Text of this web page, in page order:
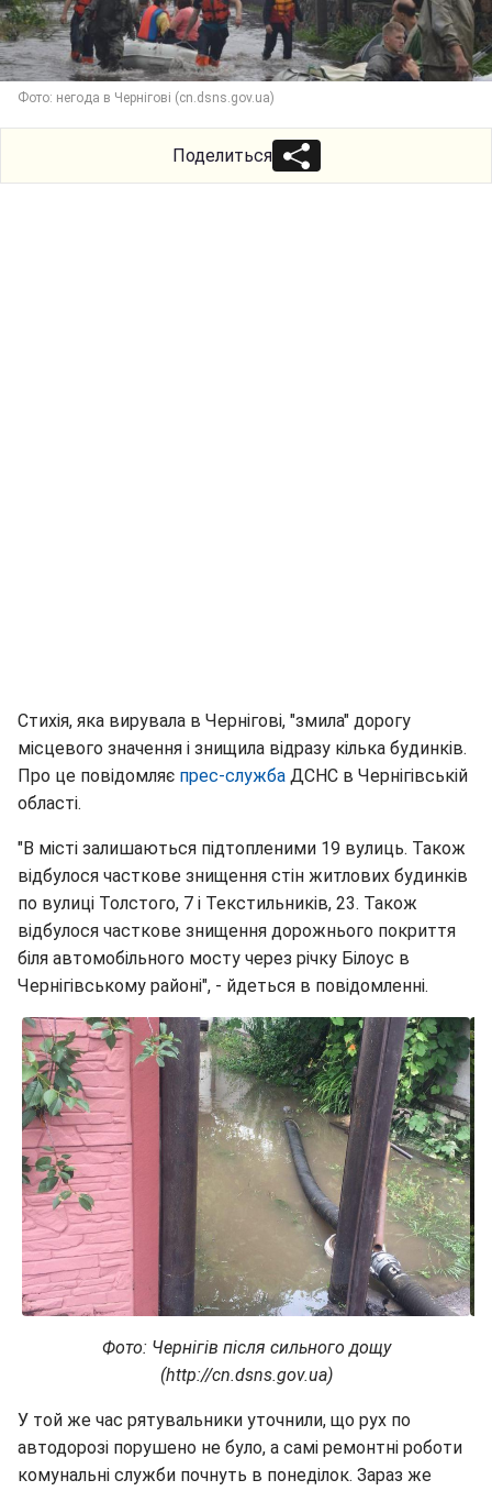
Фото: негода в Чернігові (cn.dsns.gov.ua)
Поделиться
Стихія, яка вирувала в Чернігові, "змила" дорогу
місцевого значення і знищила відразу кілька будинків.
Про це повідомляє прес-служба ДСНС в Чернігівській
області.
"В місті залишаються підтопленими 19 вулиць. Також
відбулося часткове знищення стін житлових будинків
по вулиці Толстого, 7 і Текстильників, 23. Також
відбулося часткове знищення дорожнього покриття
біля автомобільного мосту через річку Білоус в
Чернігівському районі", - йдеться в повідомленні.
Фото: Чернігів після сильного дощу
(http://cn.dsns.gov.ua)
У той же час рятувальники уточнили, що рух по
автодорозі порушено не було, а самі ремонтні роботи
комунальні служби почнуть в понеділок. Зараз же